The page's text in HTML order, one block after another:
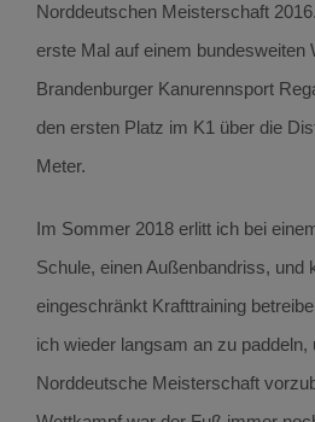
Norddeutschen Meisterschaft
erste Mal auf einem bundesweiten
Brandenburger Kanurennsport
den ersten Platz im K1 über die
Meter.
Im Sommer 2018 erlitt ich bei
Schule, einen Außenbandriss, und
eingeschränkt Krafttraining
ich wieder langsam an zu paddeln,
Norddeutsche Meisterschaft